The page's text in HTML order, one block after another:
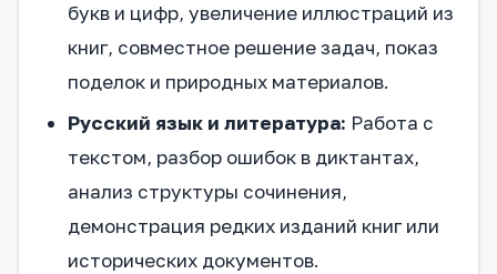
букв и цифр, увеличение иллюстраций из
книг, совместное решение задач, показ
поделок и природных материалов.
Русский язык и литература: Работа с
текстом, разбор ошибок в диктантах,
анализ структуры сочинения,
демонстрация редких изданий книг или
исторических документов.